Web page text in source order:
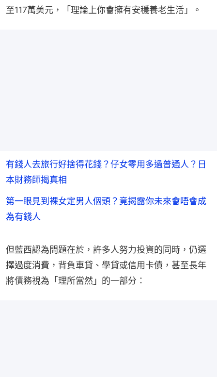
至117萬美元，「理論上你會擁有安穩養老生活」。
有錢人去旅行好捨得花錢？仔女零用多過普通人？日
本財務師揭真相
第一眼見到裸女定男人個頭？竟揭露你未來會唔會成
為有錢人
但藍西認為問題在於，許多人努力投資的同時，仍選
擇過度消費，背負車貸、學貸或信用卡債，甚至長年
將債務視為「理所當然」的一部分：